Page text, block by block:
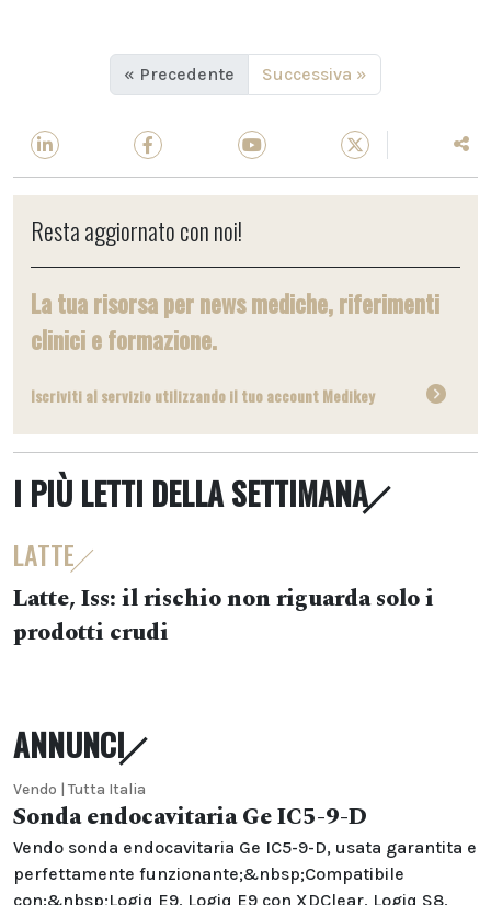
« Precedente Successiva »
Resta aggiornato con noi!
La tua risorsa per news mediche, riferimenti
clinici e formazione.
Iscriviti al servizio utilizzando il tuo account Medikey
I PIÙ LETTI DELLA SETTIMANA
LATTE
Latte, Iss: il rischio non riguarda solo i
prodotti crudi
ANNUNCI
Vendo | Tutta Italia
Sonda endocavitaria Ge IC5-9-D
Vendo sonda endocavitaria Ge IC5-9-D, usata garantita e
perfettamente funzionante;&nbsp;Compatibile
con:&nbsp;Logiq E9, Logiq E9 con XDClear, Logiq S8,